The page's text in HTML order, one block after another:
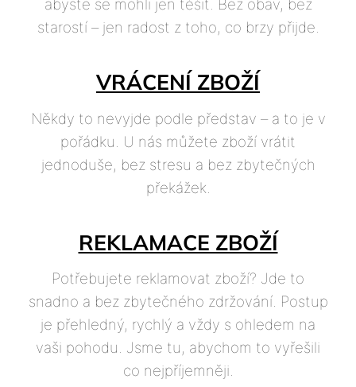
abyste se mohli jen těšit. Bez obav, bez
starostí – jen radost z toho, co brzy přijde.
VRÁCENÍ ZBOŽÍ
Někdy to nevyjde podle představ – a to je v
pořádku. U nás můžete zboží vrátit
jednoduše, bez stresu a bez zbytečných
překážek.
REKLAMACE ZBOŽÍ
Potřebujete reklamovat zboží? Jde to
snadno a bez zbytečného zdržování. Postup
je přehledný, rychlý a vždy s ohledem na
vaši pohodu. Jsme tu, abychom to vyřešili
co nejpříjemněji.